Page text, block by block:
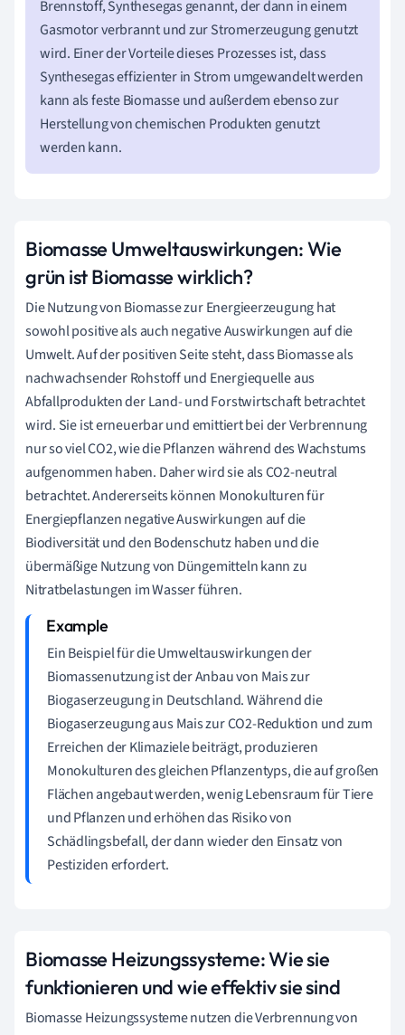
Brennstoff, Synthesegas genannt, der dann in einem
Gasmotor verbrannt und zur Stromerzeugung genutzt
wird. Einer der Vorteile dieses Prozesses ist, dass
Synthesegas effizienter in Strom umgewandelt werden
kann als feste Biomasse und außerdem ebenso zur
Herstellung von chemischen Produkten genutzt
werden kann.
Biomasse Umweltauswirkungen: Wie
grün ist Biomasse wirklich?
Die Nutzung von Biomasse zur Energieerzeugung hat
sowohl positive als auch negative Auswirkungen auf die
Umwelt. Auf der positiven Seite steht, dass Biomasse als
nachwachsender Rohstoff und Energiequelle aus
Abfallprodukten der Land- und Forstwirtschaft betrachtet
wird. Sie ist erneuerbar und emittiert bei der Verbrennung
nur so viel CO2, wie die Pflanzen während des Wachstums
aufgenommen haben. Daher wird sie als CO2-neutral
betrachtet. Andererseits können Monokulturen für
Energiepflanzen negative Auswirkungen auf die
Biodiversität und den Bodenschutz haben und die
übermäßige Nutzung von Düngemitteln kann zu
Nitratbelastungen im Wasser führen.
Ein Beispiel für die Umweltauswirkungen der
Biomassenutzung ist der Anbau von Mais zur
Biogaserzeugung in Deutschland. Während die
Biogaserzeugung aus Mais zur CO2-Reduktion und zum
Erreichen der Klimaziele beiträgt, produzieren
Monokulturen des gleichen Pflanzentyps, die auf großen
Flächen angebaut werden, wenig Lebensraum für Tiere
und Pflanzen und erhöhen das Risiko von
Schädlingsbefall, der dann wieder den Einsatz von
Pestiziden erfordert.
Biomasse Heizungssysteme: Wie sie
funktionieren und wie effektiv sie sind
Biomasse Heizungssysteme nutzen die Verbrennung von